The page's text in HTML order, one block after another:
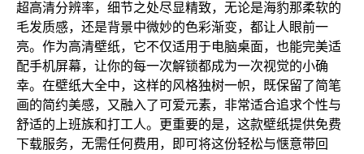
超高清分辨率，细节之处尽显精致，无论是海豹那柔软的
毛发质感，还是背景中微妙的色彩渐变，都让人眼前一
亮。作为高清壁纸，它不仅适用于电脑桌面，也能完美适
配手机屏幕，让你的每一次解锁都成为一次视觉的小确
幸。在壁纸大全中，这样的风格独树一帜，既保留了简笔
画的简约美感，又融入了可爱元素，非常适合追求个性与
舒适的上班族和打工人。更重要的是，这款壁纸提供免费
下载服务，无需任何费用，即可将这份轻松与惬意带回